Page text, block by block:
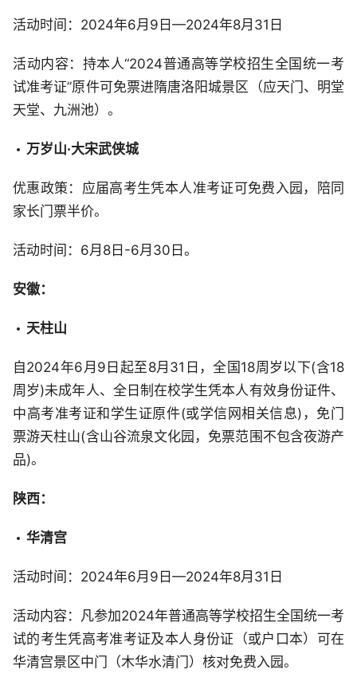
活动时间：2024年6月9日—2024年8月31日
活动内容：持本人“2024普通高等学校招生全国统一考
试准考证”原件可免票进隋唐洛阳城景区（应天门、明堂
天堂、九洲池）。
万岁山·大宋武侠城
优惠政策：应届高考生凭本人准考证可免费入园，陪同
家长门票半价。
活动时间：6月8日-6月30日。
安徽：
天柱山
自2024年6月9日起至8月31日，全国18周岁以下(含18
周岁)未成年人、全日制在校学生凭本人有效身份证件、
中高考准考证和学生证原件(或学信网相关信息)，免门
票游天柱山(含山谷流泉文化园，免票范围不包含夜游产
品)。
陕西：
华清宫
活动时间：2024年6月9日—2024年8月31日
活动内容：凡参加2024年普通高等学校招生全国统一考
试的考生凭高考准考证及本人身份证（或户口本）可在
华清宫景区中门（木华水清门）核对免费入园。